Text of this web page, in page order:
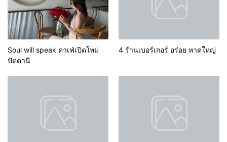
Soul will speak คาเฟ่เปิดใหม่
ปัตตานี
4 ร้านเบอร์เกอร์ อร่อย หาดใหญ่